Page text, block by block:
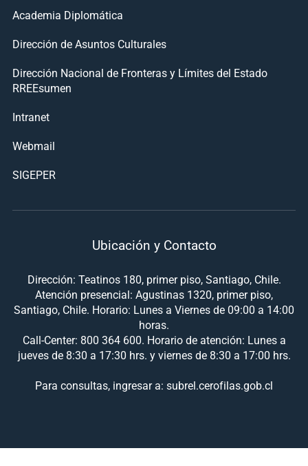
Academia Diplomática
Dirección de Asuntos Culturales
Dirección Nacional de Fronteras y Límites del Estado
RREEsumen
Intranet
Webmail
SIGEPER
Ubicación y Contacto
Dirección: Teatinos 180, primer piso, Santiago, Chile.
Atención presencial: Agustinas 1320, primer piso,
Santiago, Chile. Horario: Lunes a Viernes de 09:00 a 14:00
horas.
Call-Center: 800 364 600. Horario de atención: Lunes a
jueves de 8:30 a 17:30 hrs. y viernes de 8:30 a 17:00 hrs.
Para consultas, ingresar a: subrel.cerofilas.gob.cl